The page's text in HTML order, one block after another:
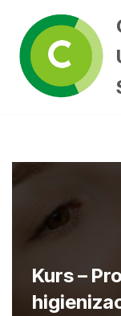
Przejdź
do
treści
Kurs –